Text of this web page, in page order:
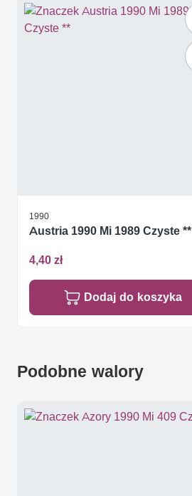
1990
Austria 1990 Mi 1989 Czyste **
4,40 zł
Dodaj do koszyka
Podobne walory